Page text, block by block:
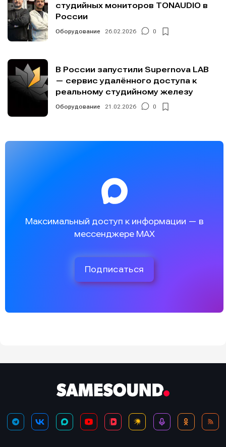
студийных мониторов TONAUDIO в
России
Оборудование 26.02.2026 0
В России запустили Supernova LAB
— сервис удалённого доступа к
реальному студийному железу
Оборудование 21.02.2026 0
Максимальный доступ к информации — в
мессенджере MAX
Подписаться